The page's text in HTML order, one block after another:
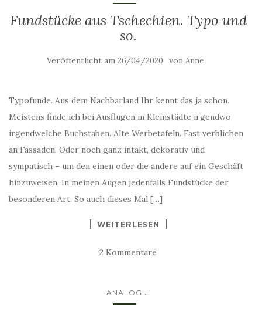
Fundstücke aus Tschechien. Typo und
so.
Veröffentlicht am 26/04/2020 von Anne
Typofunde. Aus dem Nachbarland Ihr kennt das ja schon.
Meistens finde ich bei Ausflügen in Kleinstädte irgendwo
irgendwelche Buchstaben. Alte Werbetafeln. Fast verblichen
an Fassaden. Oder noch ganz intakt, dekorativ und
sympatisch – um den einen oder die andere auf ein Geschäft
hinzuweisen. In meinen Augen jedenfalls Fundstücke der
besonderen Art. So auch dieses Mal […]
WEITERLESEN
2 Kommentare
ANALOG ...